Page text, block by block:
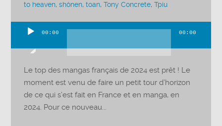
to heaven,shônen,toan,Tony Concrete,Tpiu
audio
00:00 00:00
Le top des mangas français de 2024 est prêt ! Le
moment est venu de faire un petit tour d’horizon
de ce qui s’est fait en France et en manga, en
2024. Pour ce nouveau...